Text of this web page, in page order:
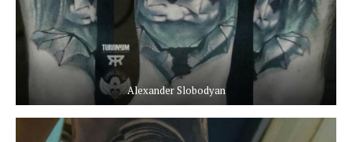
Alexander Slobodyan